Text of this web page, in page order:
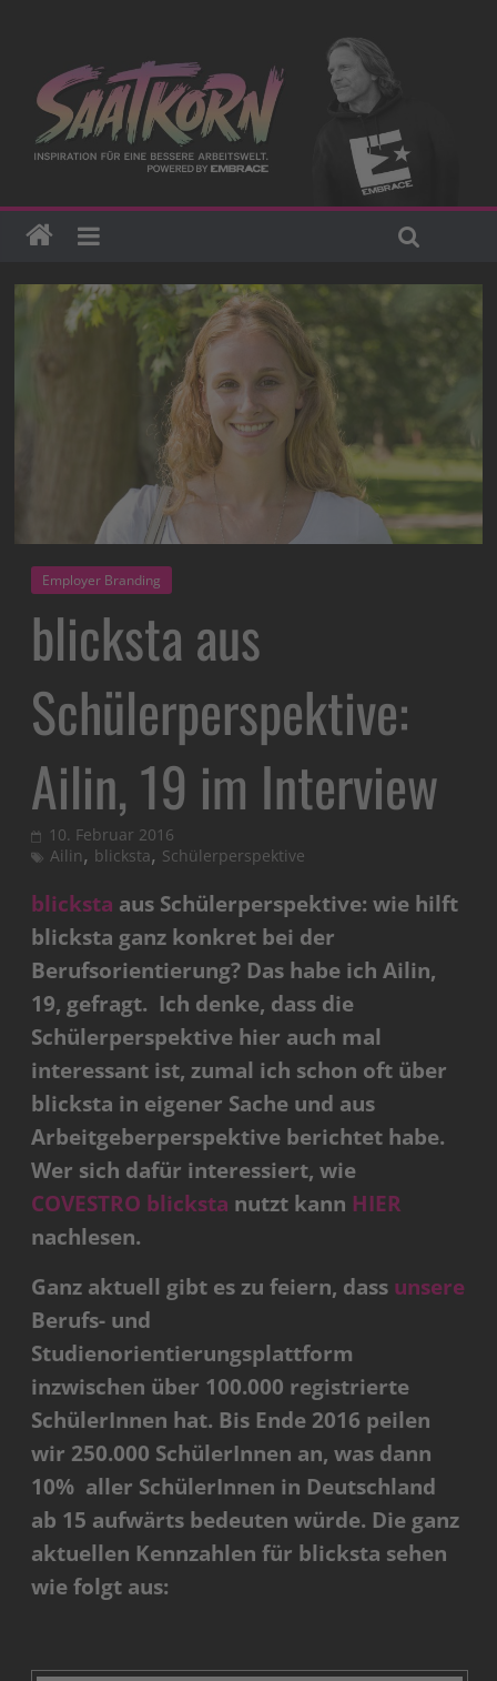
Employer Branding
blicksta aus
Schülerperspektive:
Ailin, 19 im Interview
10. Februar 2016
Ailin, blicksta, Schülerperspektive
blicksta aus Schülerperspektive: wie hilft
blicksta ganz konkret bei der
Berufsorientierung? Das habe ich Ailin,
19, gefragt. Ich denke, dass die
Schülerperspektive hier auch mal
interessant ist, zumal ich schon oft über
blicksta in eigener Sache und aus
Arbeitgeberperspektive berichtet habe.
Wer sich dafür interessiert, wie
COVESTRO blicksta nutzt kann HIER
nachlesen.
Ganz aktuell gibt es zu feiern, dass unsere
Berufs- und
Studienorientierungsplattform
inzwischen über 100.000 registrierte
SchülerInnen hat. Bis Ende 2016 peilen
wir 250.000 SchülerInnen an, was dann
10% aller SchülerInnen in Deutschland
ab 15 aufwärts bedeuten würde. Die ganz
aktuellen Kennzahlen für blicksta sehen
wie folgt aus: